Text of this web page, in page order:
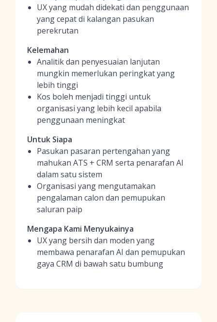
UX yang mudah didekati dan penggunaan
yang cepat di kalangan pasukan
perekrutan
Kelemahan
Analitik dan penyesuaian lanjutan
mungkin memerlukan peringkat yang
lebih tinggi
Kos boleh menjadi tinggi untuk
organisasi yang lebih kecil apabila
penggunaan meningkat
Untuk Siapa
Pasukan pasaran pertengahan yang
mahukan ATS + CRM serta penarafan AI
dalam satu sistem
Organisasi yang mengutamakan
pengalaman calon dan pemupukan
saluran paip
Mengapa Kami Menyukainya
UX yang bersih dan moden yang
membawa penarafan AI dan pemupukan
gaya CRM di bawah satu bumbung